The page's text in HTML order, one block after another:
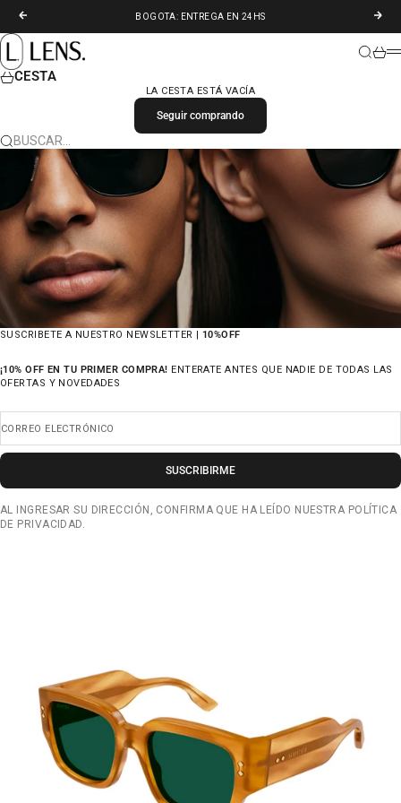
ANTERIOR
BOGOTA: ENTREGA EN 24HS
LENS. COLOMBIA
BUSCAR
CESTA
LA CESTA ESTÁ VACÍA
Seguir comprando
BUSCAR…
SUSCRIBETE A NUESTRO NEWSLETTER | 10%OFF
¡10% OFF EN TU PRIMER COMPRA! ENTERATE ANTES QUE NADIE DE TODAS LAS
OFERTAS Y NOVEDADES
CORREO ELECTRÓNICO
SUSCRIBIRME
AL INGRESAR SU DIRECCIÓN, CONFIRMA QUE HA LEÍDO NUESTRA POLÍTICA
DE PRIVACIDAD.